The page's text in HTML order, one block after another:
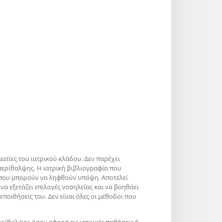
του ιατρικού κλάδου. Δεν παρέχει
Η ιατρική βιβλιογραφία που
που μπορούν να ληφθούν υπόψη. Αποτελεί
εξετάζει επιλογές νοσηλείας και να βοηθάει
του. Δεν είναι όλες οι μέθοδοι που